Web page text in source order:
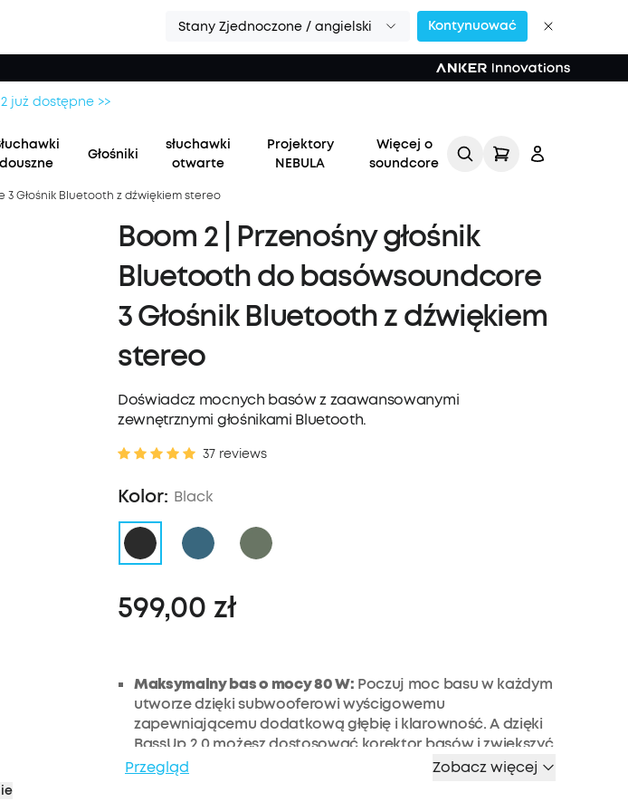
Stany Zjednoczone / angielski Kontynuować
już dostępne >>
douszne
Głośniki
słuchawki
otwarte
Projektory
NEBULA
Więcej o
soundcore
Zaloguj
się
3 Głośnik Bluetooth z dźwiękiem stereo
Boom 2 | Przenośny głośnik
Bluetooth do basówsoundcore
3 Głośnik Bluetooth z dźwiękiem
stereo
Doświadcz mocnych basów z zaawansowanymi
zewnętrznymi głośnikami Bluetooth.
37 reviews
Kolor: Black
599,00 zł
Maksymalny bas o mocy 80 W: Poczuj moc basu w każdym
utworze dzięki subwooferowi wyścigowemu
zapewniającemu dodatkową głębię i klarowność. A dzięki
BassUp️ 2.0 możesz dostosować korektor basów i zwiększyć
moc wyjściową z 60 W do zdumiewającego maksymalnie
Przegląd Zobacz więcej